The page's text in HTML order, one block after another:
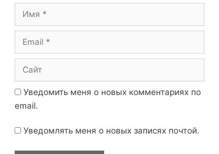
и
я
a
й Уведомить меня о новых комментариях по
email.
Уведомлять меня о новых записях почтой.